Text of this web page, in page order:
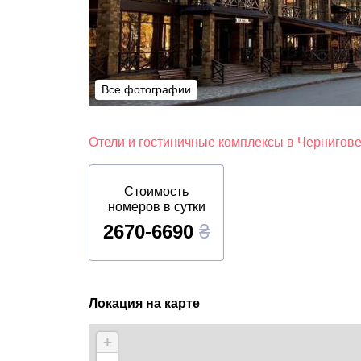
Все фотографии
Все фотографии
Отели и гостиничные комплексы в
Стоимость
номеров в сутки
2670-6690 ₴
Локация на карте
+